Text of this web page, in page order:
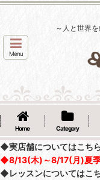
～人と世界
Menu
Home Category
◆実店舗についてはこち
◆8/13(木)～8/17(月)夏
◆レッスンについてはこ